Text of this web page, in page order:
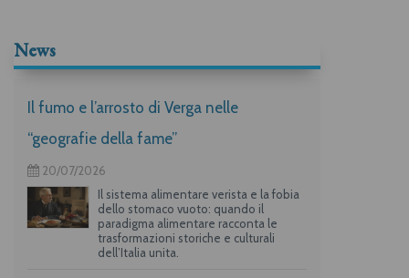
News
Il fumo e l’arrosto di Verga nelle
“geografie della fame”
20/07/2026
Il sistema alimentare verista e la fobia
dello stomaco vuoto: quando il
paradigma alimentare racconta le
trasformazioni storiche e culturali
dell’Italia unita.